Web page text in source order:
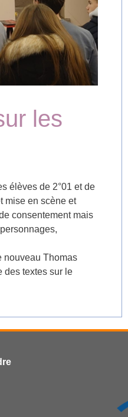
les
élèves de 2°01 et de
mise en scène et
consentement mais
nouveau Thomas
des textes sur le